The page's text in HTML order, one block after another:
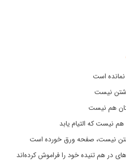
است
نیست
هم نیست
نیست که التیام یابد
نیست، صفحه ورق خورده است
در هم تنیده خود را فراموش کرده‌اند